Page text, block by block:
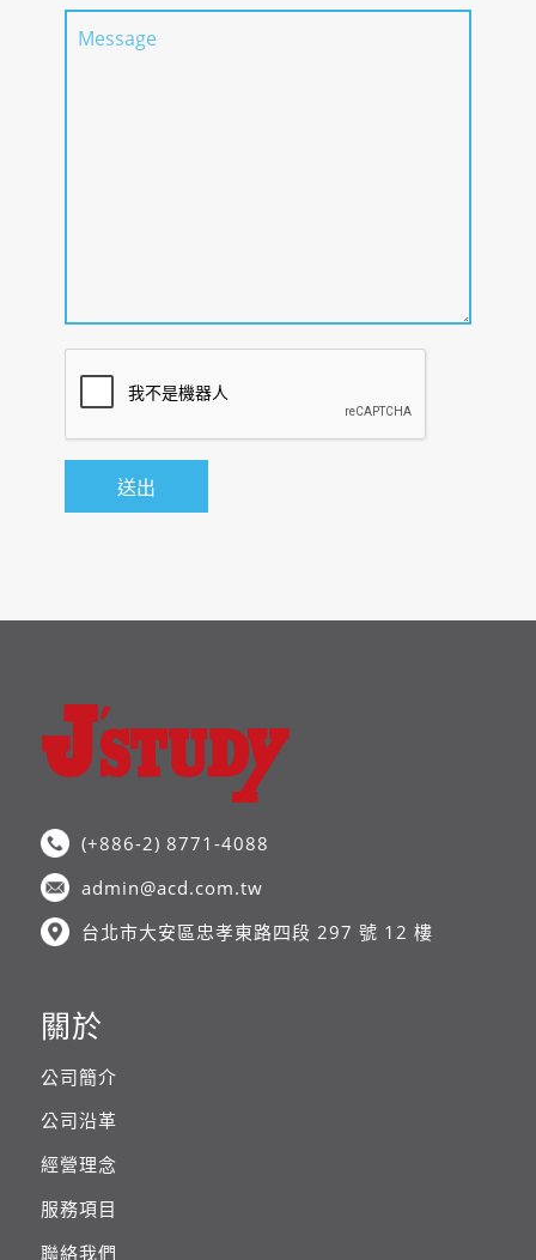
(+886-2) 8771-4088
admin@acd.com.tw
台北市大安區忠孝東路四段 297 號 12 樓
關於
公司簡介
公司沿革
經營理念
服務項目
聯絡我們